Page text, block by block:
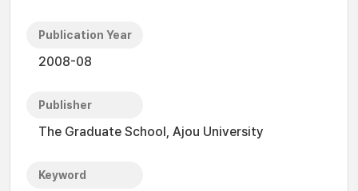
Publication Year
2008-08
Publisher
The Graduate School, Ajou University
Keyword